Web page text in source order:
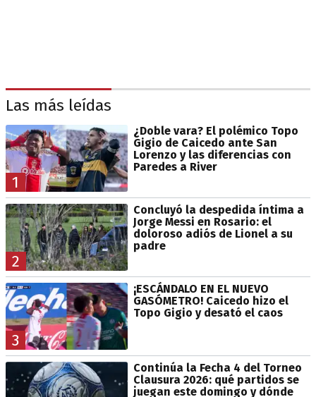
Las más leídas
1
¿Doble vara? El polémico Topo
Gigio de Caicedo ante San
Lorenzo y las diferencias con
Paredes a River
2
Concluyó la despedida íntima a
Jorge Messi en Rosario: el
doloroso adiós de Lionel a su
padre
3
¡ESCÁNDALO EN EL NUEVO
GASÓMETRO! Caicedo hizo el
Topo Gigio y desató el caos
Continúa la Fecha 4 del Torneo
Clausura 2026: qué partidos se
juegan este domingo y dónde